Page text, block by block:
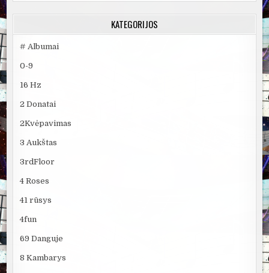
KATEGORIJOS
# Albumai
0-9
16 Hz
2 Donatai
2Kvėpavimas
3 Aukštas
3rdFloor
4 Roses
41 rūsys
4fun
69 Danguje
8 Kambarys